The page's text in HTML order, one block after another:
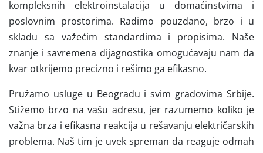
kompleksnih elektroinstalacija u domaćinstvima i
poslovnim prostorima. Radimo pouzdano, brzo i u
skladu sa važećim standardima i propisima. Naše
znanje i savremena dijagnostika omogućavaju nam da
kvar otkrijemo precizno i rešimo ga efikasno.
Pružamo usluge u Beogradu i svim gradovima Srbije.
Stižemo brzo na vašu adresu, jer razumemo koliko je
važna brza i efikasna reakcija u rešavanju električarskih
problema. Naš tim je uvek spreman da reaguje odmah